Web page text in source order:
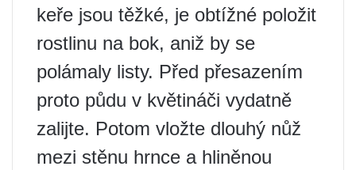
keře jsou těžké, je obtížné položit
rostlinu na bok, aniž by se
polámaly listy. Před přesazením
proto půdu v ​​květináči vydatně
zalijte. Potom vložte dlouhý nůž
mezi stěnu hrnce a hliněnou